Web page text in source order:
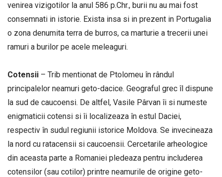
venirea vizigotilor la anul 586 p.Chr., burii nu au mai fost
consemnati in istorie. Exista insa si in prezent in Portugalia
o zona denumita terra de burros, ca marturie a trecerii unei
ramuri a burilor pe acele meleaguri.
Cotensii – Trib mentionat de Ptolomeu în rândul
principalelor neamuri geto-dacice. Geograful grec îl dispune
la sud de caucoensi. De altfel, Vasile Pârvan îi si numeste
enigmaticii cotensi si îi localizeaza în estul Daciei,
respectiv în sudul regiunii istorice Moldova. Se invecineaza
la nord cu ratacensii si caucoensii. Cercetarile arheologice
din aceasta parte a Romaniei pledeaza pentru includerea
cotensilor (sau cotilor) printre neamurile de origine geto-